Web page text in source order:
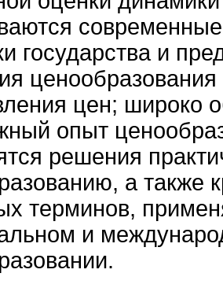
государства и
цен; широко
опыт
решения
а также
терминов,
и